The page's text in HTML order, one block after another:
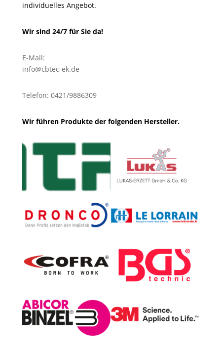
individuelles Angebot.
Wir sind 24/7 für Sie da!
E-Mail:
info@cbtec-ek.de
Telefon: 0421/9886309
Wir führen Produkte der folgenden Hersteller.